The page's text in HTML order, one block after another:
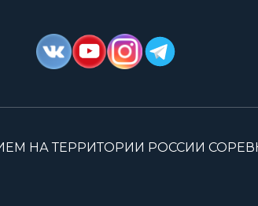
НА ТЕРРИТОРИИ РОССИИ